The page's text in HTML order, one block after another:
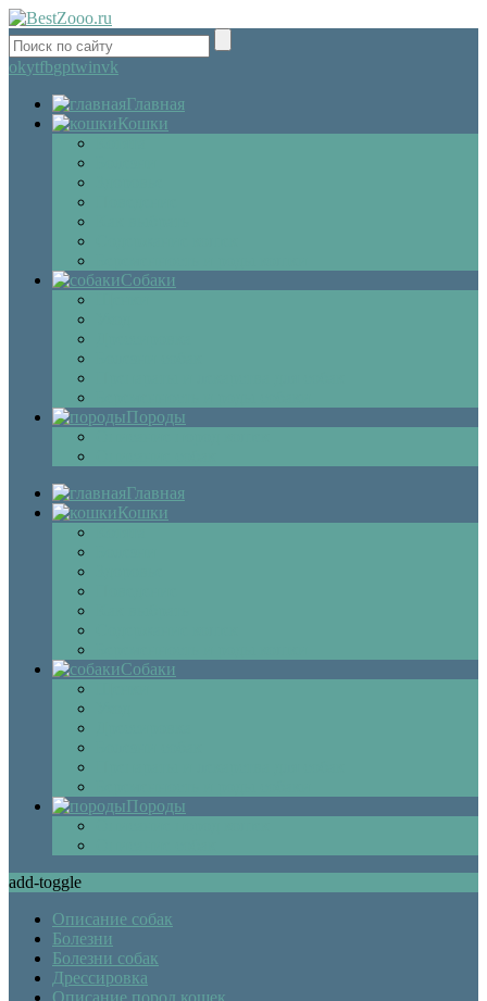
okytfbgptwinvk
Главная
Кошки
Собаки
Породы
Главная
Кошки
Собаки
Породы
add-toggle
Описание собак
Болезни
Болезни собак
Дрессировка
Описание пород кошек